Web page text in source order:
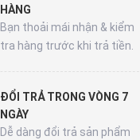
HÀNG
Bạn thoải mái nhận & kiểm
tra hàng trước khi trả tiền.
ĐỔI TRẢ TRONG VÒNG 7
NGÀY
Dễ dàng đổi trả sản phẩm